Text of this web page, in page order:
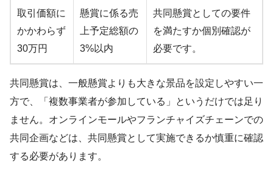
取引価額に
かかわらず
30万円
懸賞に係る売
上予定総額の
3%以内
共同懸賞としての要件
を満たすか個別確認が
必要です。
共同懸賞は、一般懸賞よりも大きな景品を設定しやすい一
方で、「複数事業者が参加している」というだけでは足り
ません。オンラインモールやフランチャイズチェーンでの
共同企画などは、共同懸賞として実施できるか慎重に確認
する必要があります。